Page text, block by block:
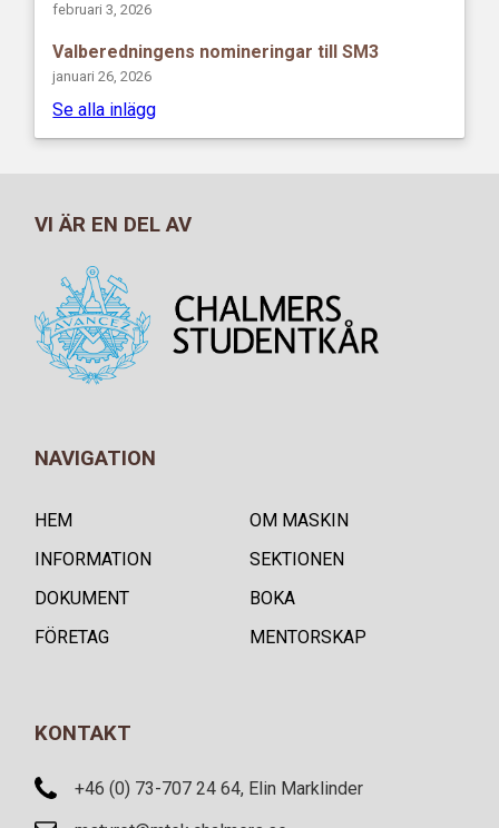
februari 3, 2026
Valberedningens nomineringar till SM3
januari 26, 2026
Se alla inlägg
VI ÄR EN DEL AV
NAVIGATION
HEM
OM MASKIN
INFORMATION
SEKTIONEN
DOKUMENT
BOKA
FÖRETAG
MENTORSKAP
KONTAKT
+46 (0) 73-707 24 64, Elin Marklinder